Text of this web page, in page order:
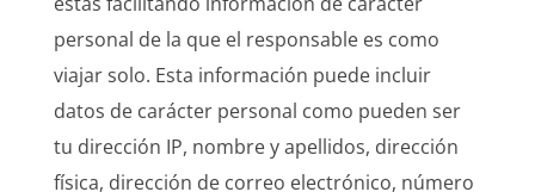
personal de la que el responsable es como
viajar solo. Esta información puede incluir
datos de carácter personal como pueden ser
tu dirección IP, nombre y apellidos, dirección
física, dirección de correo electrónico, número